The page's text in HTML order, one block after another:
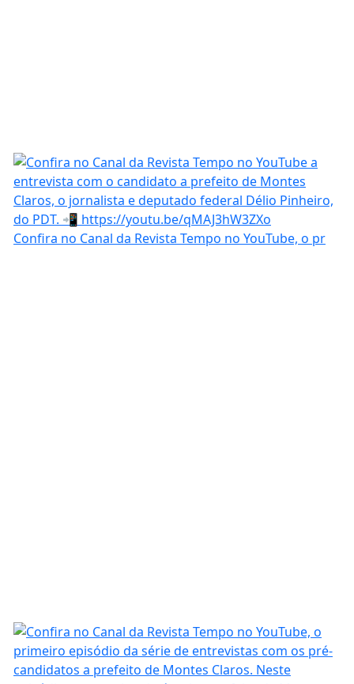
Confira no Canal da Revista Tempo no YouTube, o pr